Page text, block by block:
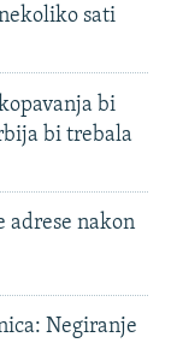
sati
bi
bi trebala
adrese nakon
Negiranje